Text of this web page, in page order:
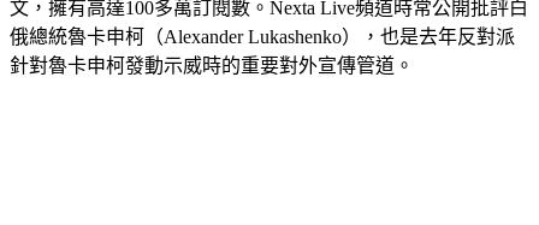
俄總統魯卡申柯（Alexander Lukashenko），也是去年反對派
針對魯卡申柯發動示威時的重要對外宣傳管道。